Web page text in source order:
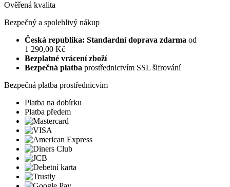
Ověřená kvalita
Bezpečný a spolehlivý nákup
Česká republika: Standardní doprava zdarma od
1 290,00 Kč
Bezplatné vrácení zboží
Bezpečná platba prostřednictvím SSL šifrování
Bezpečná platba prostřednicvím
Platba na dobírku
Platba předem